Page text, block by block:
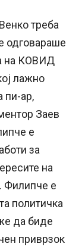
треба
одговараше
на КОВИД
лажно
пи-ар,
Заев
е
за
на
Филипче е
политичка
да биде
приврзок